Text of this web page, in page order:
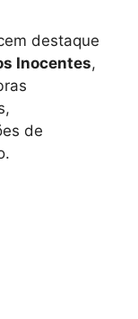
destaque
Inocentes,
de